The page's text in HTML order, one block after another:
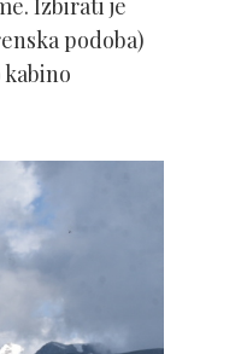
Izbirati je
podoba)